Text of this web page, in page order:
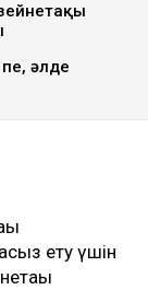
пе, әлде
ету үшін